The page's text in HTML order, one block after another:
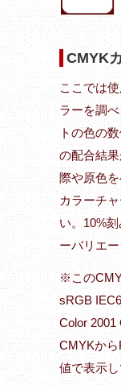
CMYK
ここでは
ラーを調
トの色の
の配合結
際や原色
カラーチ
い。10%
ーバリエ
※この
sRGB
Color 2001
CMYKか
値で表示